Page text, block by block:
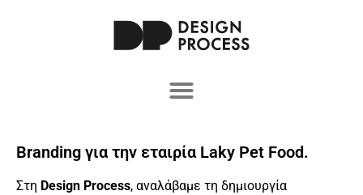
Branding για την εταιρία Laky Pet Food.
Στη Design Process, αναλάβαμε τη δημιουργία